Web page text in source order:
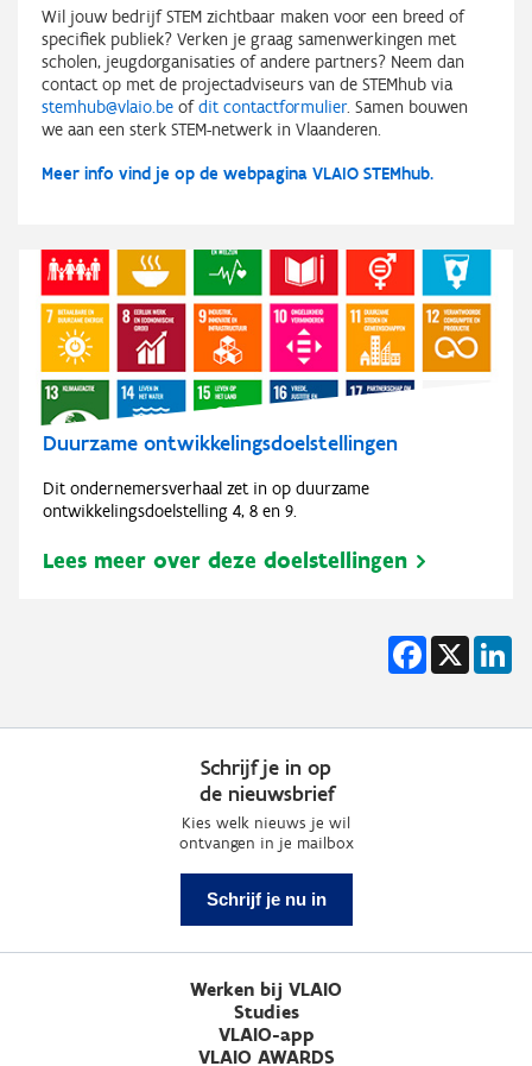
Wil jouw bedrijf STEM zichtbaar maken voor een breed of
specifiek publiek? Verken je graag samenwerkingen met
scholen, jeugdorganisaties of andere partners? Neem dan
contact op met de projectadviseurs van de STEMhub via
stemhub@vlaio.be ofdit contactformulier. Samen bouwen
we aan een sterk STEM-netwerk in Vlaanderen.
Meer info vind je op de webpagina VLAIO STEMhub.
Duurzame ontwikkelingsdoelstellingen
Dit ondernemersverhaal zet in op duurzame
ontwikkelingsdoelstelling 4, 8 en 9.
Lees meer over deze doelstellingen
Facebook
X
Schrijf je in op
de nieuwsbrief
Kies welk nieuws je wil
ontvangen in je mailbox
Schrijf je nu in
Werken bij VLAIO
Studies
VLAIO-app
VLAIO AWARDS